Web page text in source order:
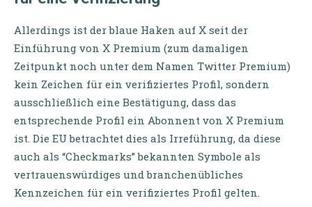
Allerdings ist der blaue Haken auf X seit der
Einführung von X Premium (zum damaligen
Zeitpunkt noch unter dem Namen Twitter Premium)
kein Zeichen für ein verifiziertes Profil, sondern
ausschließlich eine Bestätigung, dass das
entsprechende Profil ein Abonnent von X Premium
ist. Die EU betrachtet dies als Irreführung, da diese
auch als “Checkmarks” bekannten Symbole als
vertrauenswürdiges und branchenübliches
Kennzeichen für ein verifiziertes Profil gelten.